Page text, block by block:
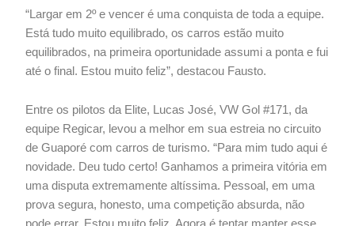
“Largar em 2º e vencer é uma conquista de toda a equipe.
Está tudo muito equilibrado, os carros estão muito
equilibrados, na primeira oportunidade assumi a ponta e fui
até o final. Estou muito feliz”, destacou Fausto.
Entre os pilotos da Elite, Lucas José, VW Gol #171, da
equipe Regicar, levou a melhor em sua estreia no circuito
de Guaporé com carros de turismo. “Para mim tudo aqui é
novidade. Deu tudo certo! Ganhamos a primeira vitória em
uma disputa extremamente altíssima. Pessoal, em uma
prova segura, honesto, uma competição absurda, não